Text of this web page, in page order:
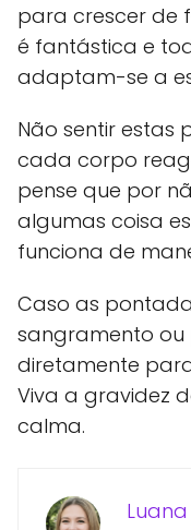
para crescer de
é fantástica e
adaptam-se a
Não sentir estas
cada corpo
pense que por
algumas coisa
funciona de
Caso as
sangramento
diretamente
Viva a gravidez
calma.